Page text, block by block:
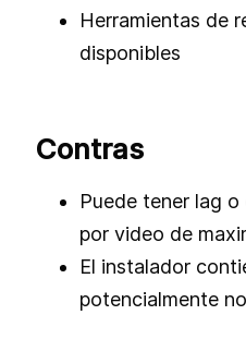
Herramientas de
disponibles
Contras
Puede tener lag
por video de
El instalador
potencialmente